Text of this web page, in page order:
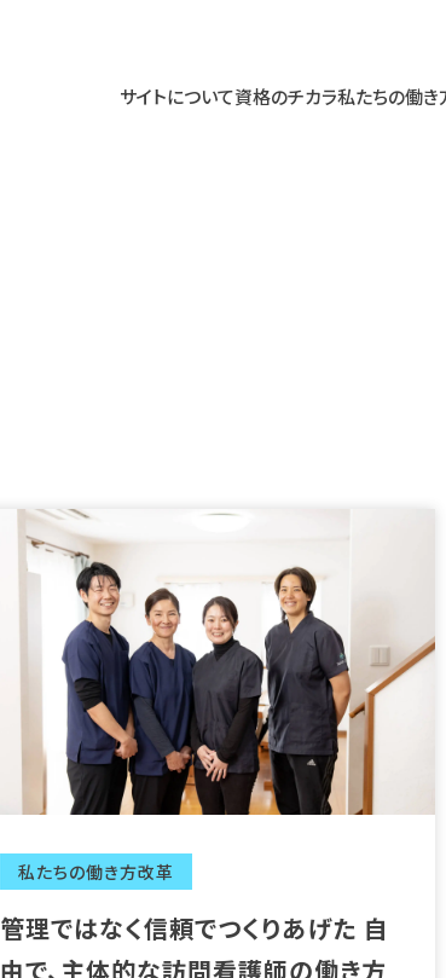
サイトについて資格のチカラ私たちの働
私たちの働き方改革
管理ではなく信頼でつくりあげた 自
由で、主体的な訪問看護師の働き方